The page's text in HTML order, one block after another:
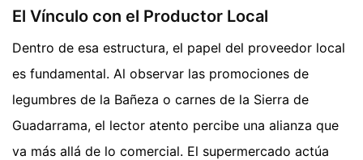
El Vínculo con el Productor Local
Dentro de esa estructura, el papel del proveedor local
es fundamental. Al observar las promociones de
legumbres de la Bañeza o carnes de la Sierra de
Guadarrama, el lector atento percibe una alianza que
va más allá de lo comercial. El supermercado actúa